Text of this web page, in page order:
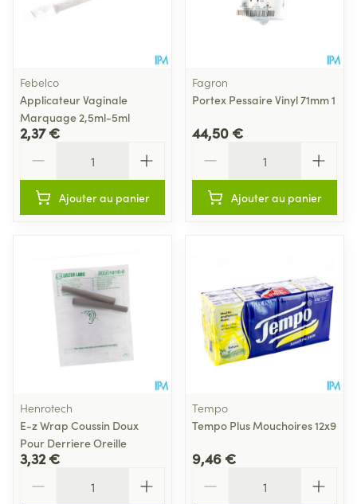
Febelco
Applicateur Vaginale
Marquage 2,5ml-5ml
2,37 €
Ajouter au panier
Fagron
Portex Pessaire Vinyl 71mm 1
44,50 €
Ajouter au panier
Henrotech
E-z Wrap Coussin Doux
Pour Derriere Oreille
3,32 €
Tempo
Tempo Plus Mouchoires 12x9
9,46 €